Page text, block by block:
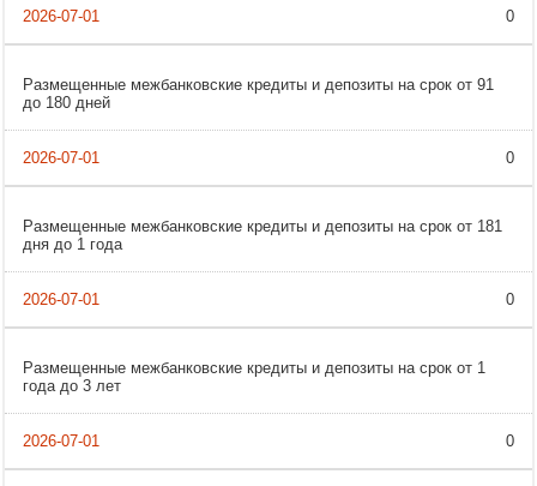
0
Размещенные межбанковские кредиты и депозиты на срок от 91
до 180 дней
0
Размещенные межбанковские кредиты и депозиты на срок от 181
дня до 1 года
0
Размещенные межбанковские кредиты и депозиты на срок от 1
года до 3 лет
0